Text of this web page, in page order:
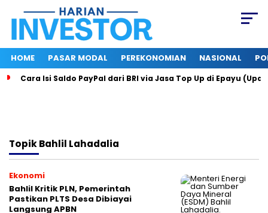
HOME PASAR MODAL PEREKONOMIAN NASIONAL
Cara Isi Saldo PayPal dari BRI via Jasa Top Up di Epayu
TopikBahlil Lahadalia
Ekonomi
Bahlil Kritik PLN, Pemerintah
Pastikan PLTS Desa Dibiayai
Langsung APBN